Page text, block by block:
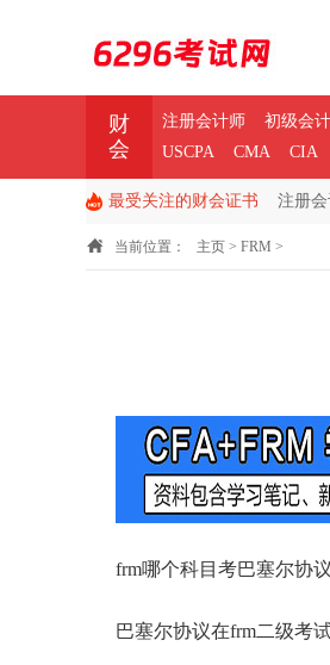
财
会
注册会计师 初级会计
USCPA
CMA CIA
最受关注的财会证书 注册
当前位置： 主页 > FRM >
frm哪个科目考巴塞尔协
巴塞尔协议在frm二级考